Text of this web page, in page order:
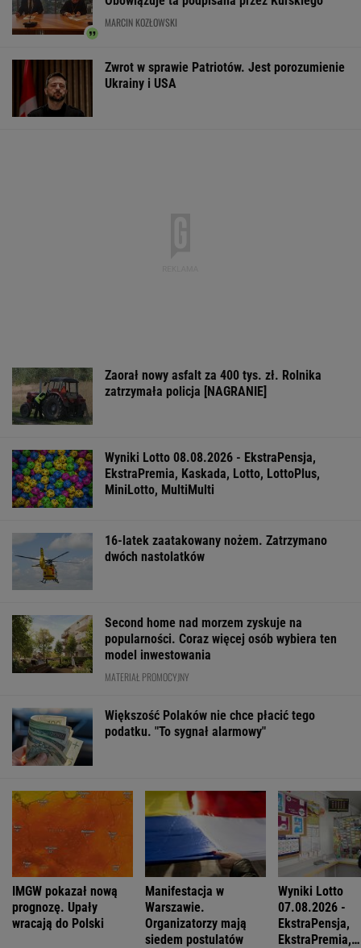
MARCIN KOZŁOWSKI
Zwrot w sprawie Patriotów. Jest porozumienie
Ukrainy i USA
Zaorał nowy asfalt za 400 tys. zł. Rolnika
zatrzymała policja [NAGRANIE]
Wyniki Lotto 08.08.2026 - EkstraPensja,
EkstraPremia, Kaskada, Lotto, LottoPlus,
MiniLotto, MultiMulti
16-latek zaatakowany nożem. Zatrzymano
dwóch nastolatków
Second home nad morzem zyskuje na
popularności. Coraz więcej osób wybiera ten
model inwestowania
MATERIAŁ PROMOCYJNY
Większość Polaków nie chce płacić tego
podatku. "To sygnał alarmowy"
IMGW pokazał nową
prognozę. Upały
wracają do Polski
Manifestacja w
Warszawie.
Organizatorzy mają
siedem postulatów
Wyniki Lotto
07.08.2026 -
EkstraPensja,
EkstraPremia,